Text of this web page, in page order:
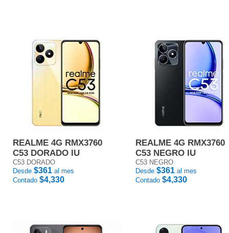
REALME 4G RMX3760
C53 DORADO IU
C53 DORADO
Desde $361 al mes
Contado $4,330
REALME 4G RMX3760
C53 NEGRO IU
C53 NEGRO
Desde $361 al mes
Contado $4,330